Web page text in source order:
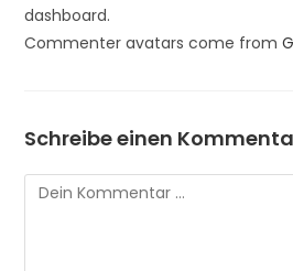
dashboard.
Commenter avatars come from
Schreibe einen
Kommentar